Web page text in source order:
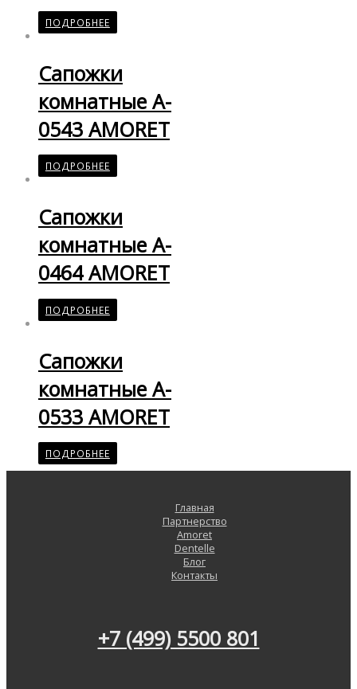
ПОДРОБНЕЕ
Сапожки
комнатные A-
0543 AMORET
ПОДРОБНЕЕ
Сапожки
комнатные A-
0464 AMORET
ПОДРОБНЕЕ
Сапожки
комнатные A-
0533 AMORET
ПОДРОБНЕЕ
Главная
Партнерство
Amoret
Dentelle
Блог
Контакты
+7 (499) 5500 801